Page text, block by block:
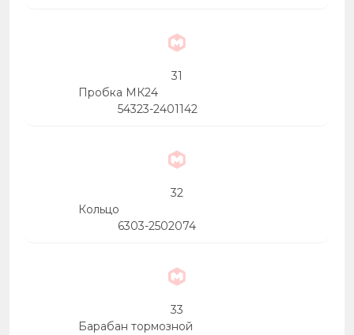
31
Пробка МК24
54323-2401142
32
Кольцо
6303-2502074
33
Барабан тормозной